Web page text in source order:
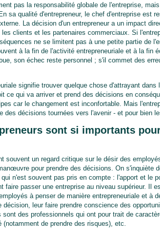
pas la responsabilité globale de l'entreprise,
sa qualité d'entrepreneur, le chef d'entreprise est
La décision d'un entrepreneur a un impact
clients et les partenaires commerciaux. Si
ne se limitent pas à une petite partie de
à la fin de l'activité entrepreneuriale et à la fin
son échec reste personnel ; s'il commet des
signifie trouver quelque chose d'attrayant dans
ce qui va arriver et prend des décisions en
car le changement est inconfortable. Mais
des décisions tournées vers l'avenir - et pour bien
sont si importants
souvent un regard critique sur le désir des
pour prendre des décisions. On s'inquiète
n'est souvent pas pris en compte : l'apport et le
faire passer une entreprise au niveau supérieur. Il
à penser de manière entrepreneuriale et à
décision, leur faire prendre conscience des
sont des professionnels qui ont pour trait de
de prendre des risques), etc.